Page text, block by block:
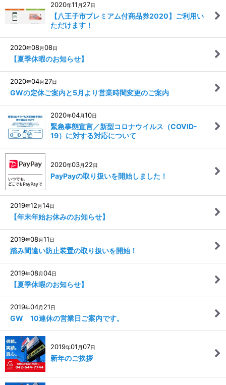
2020年11 月 27日
【八王子市プレミアム付商品券2020】ご利用い
ただけます！
2020年08月08日
【夏季休暇のお知らせ】
2020年04月 27日
GWの定休ご案内と5月より営業時間変更のご案内
2020年04月10日
緊急事態宣言／新型コロナウイルス（COVID-
19）に対する対応について
2020年03月 22日
PayPayの取り扱いを開始しました！
2019年12 月14日
【年末年始お休みのお知らせ】
2019年08月11日
踏み間違い防止装置の取り扱いを開始！
2019年08月04日
【夏季休暇のお知らせ】
2019年04月 21日
GW 10連休の営業日ご案内です。
2019年01 月07日
新年のご挨拶